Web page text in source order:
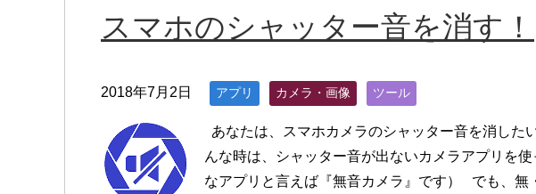
スマホのシャッター音を消す！
2018年7月2日 アプリ カメラ・画像 ツール
あなたは、スマホカメラのシャッター音を消した
んな時は、シャッター音が出ないカメラアプリを
なアプリと言えば『無音カメラ』です） でも、無